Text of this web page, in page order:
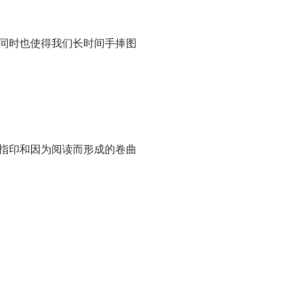
时也使得我们长时间手捧图
印和因为阅读而形成的卷曲